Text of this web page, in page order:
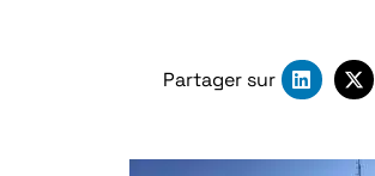
Partager sur